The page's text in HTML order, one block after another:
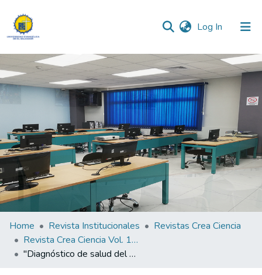
Log In (current)
Communities & Collections
All of DSpace
Home Revista Institucionales
Revistas Crea Ciencia
Revista Crea Ciencia Vol. 10 N° 2
"Diagnóstico de salud del primer contingente de la Fuerza de Tarea Conjunta Torogoz de El Salvador. Misión Internacional de Paz en Mali "